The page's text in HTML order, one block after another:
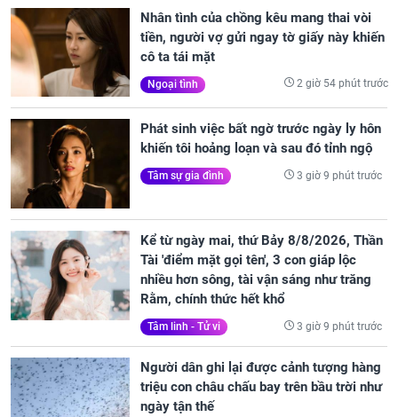
Nhân tình của chồng kêu mang thai vòi
tiền, người vợ gửi ngay tờ giấy này khiến
cô ta tái mặt
Ngoại tình 2 giờ 54 phút trước
Phát sinh việc bất ngờ trước ngày ly hôn
khiến tôi hoảng loạn và sau đó tỉnh ngộ
Tâm sự gia đình 3 giờ 9 phút trước
Kể từ ngày mai, thứ Bảy 8/8/2026, Thần
Tài 'điểm mặt gọi tên', 3 con giáp lộc
nhiều hơn sông, tài vận sáng như trăng
Rằm, chính thức hết khổ
Tâm linh - Tử vi 3 giờ 9 phút trước
Người dân ghi lại được cảnh tượng hàng
triệu con châu chấu bay trên bầu trời như
ngày tận thế